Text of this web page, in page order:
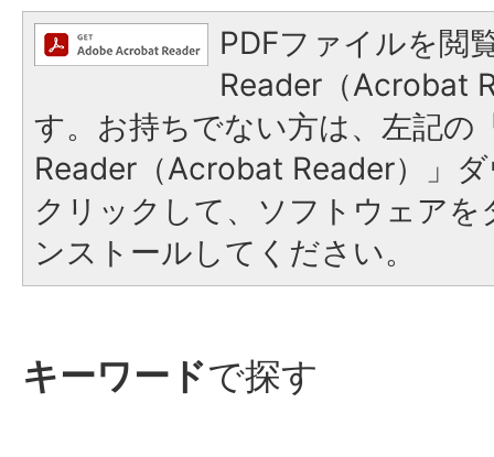
PDFファイルを閲
Reader（Acrobat
す。お持ちでない方は、左記の
Reader（Acrobat Reader）」
クリックして、ソフトウェア
ンストールしてください。
キーワードで探す